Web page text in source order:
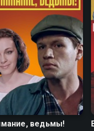
ведьмы!